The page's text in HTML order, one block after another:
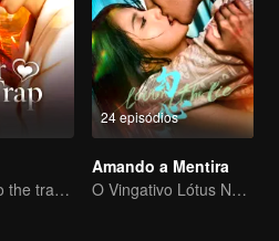
Lure you into the trap with love as bait
24 episódios
Amando a Mentira
O Vingativo Lótus Negro cai para o jovem mestre desonesto